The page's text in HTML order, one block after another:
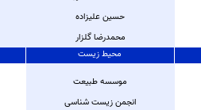
حسین علیزاده
محمدرضا گلزار
محیط زیست
موسسه طبیعت
انجمن زیست شناسی